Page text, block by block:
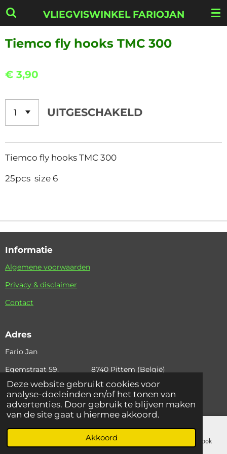
Deze website gebruikt cookies voor
analyse-doeleinden en/of het tonen van
advertenties. Door gebruik te blijven maken
van de site gaat u hiermee akkoord.
Akkoord
Ga
direct
naar
de
VLIEGVISWINKEL FARIOJAN
Tiemco fly hooks TMC 300
€ 3,90
UITGESCHAKELD
Tiemco fly hooks TMC 300
25pcs size 6
Informatie
Algemene voorwaarden
Privacy & disclaimer
Contact
Adres
Fario Jan
Egemstraat 59, 8740 Pittem (België)
+32 (0)495 36 42 97 email: fario.jan@skynet.be
© 2024 Fariojan
Telefoonnummer Facebook